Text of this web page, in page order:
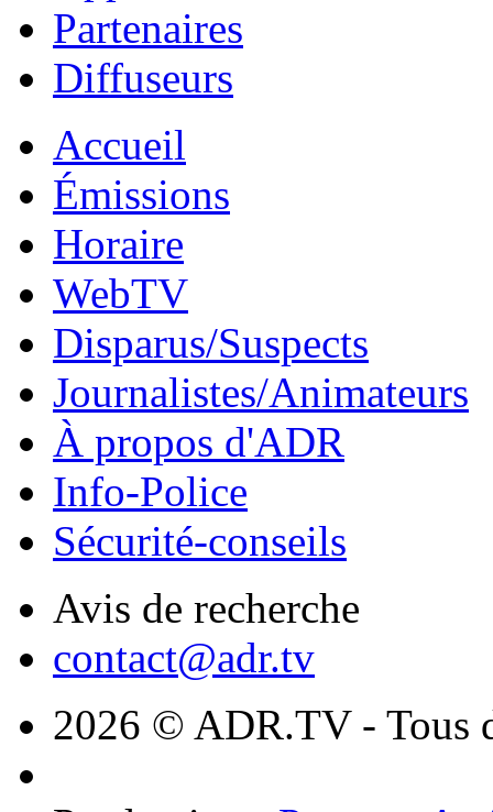
Partenaires
Diffuseurs
Accueil
Émissions
Horaire
WebTV
Disparus/Suspects
Journalistes/Animateurs
À propos d'ADR
Info-Police
Sécurité-conseils
Avis de recherche
contact@adr.tv
2026 © ADR.TV - Tous